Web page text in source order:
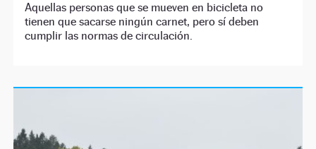
Aquellas personas que se mueven en bicicleta no
tienen que sacarse ningún carnet, pero sí deben
cumplir las normas de circulación.